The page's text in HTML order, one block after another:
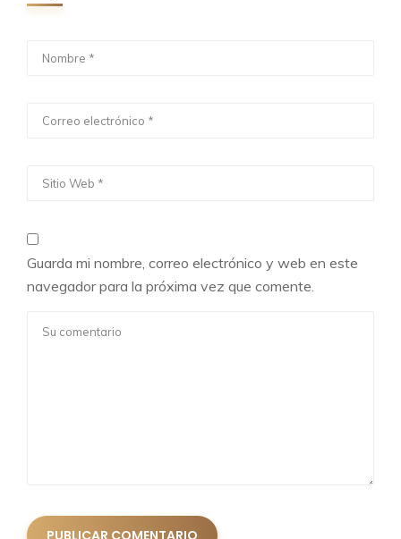
Guarda mi nombre, correo electrónico y web en este
navegador para la próxima vez que comente.